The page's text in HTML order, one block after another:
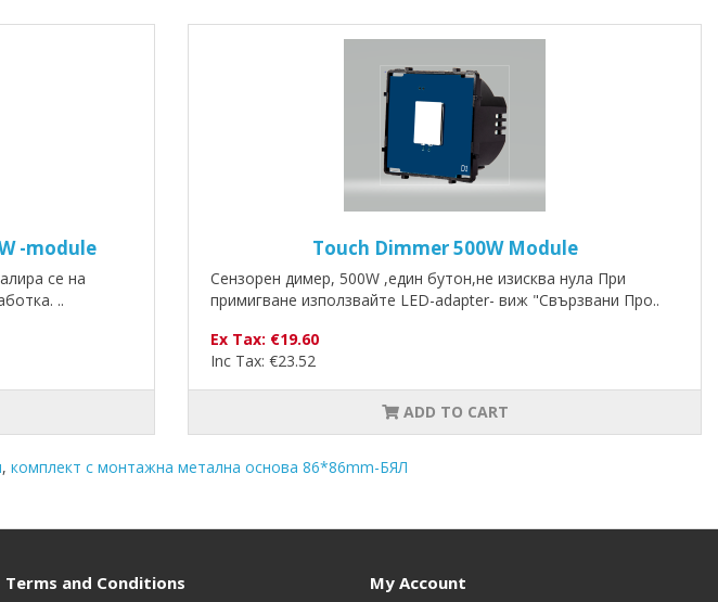
-module
се на
..
Touch Dimmer 500W Module
Сензорен димер, 500W ,един бутон,не изисква нула При
примигване използвайте LED-adapter- виж "Свързвани Про..
Ex Tax: €19.60
Inc Tax: €23.52
ADD TO CART
, комплект с монтажна метална основа 86*86mm-БЯЛ
Terms and Conditions My Account